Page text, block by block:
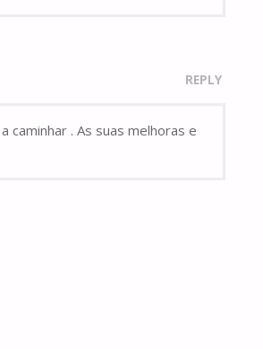
REPLY
. As suas melhoras e